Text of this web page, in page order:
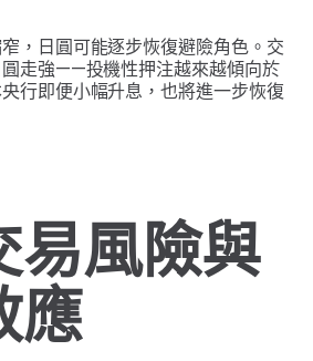
，日圓可能逐步恢復避險角色。交
走強——投機性押注越來越傾向於
行即便小幅升息，也將進一步恢復
易風險與
應